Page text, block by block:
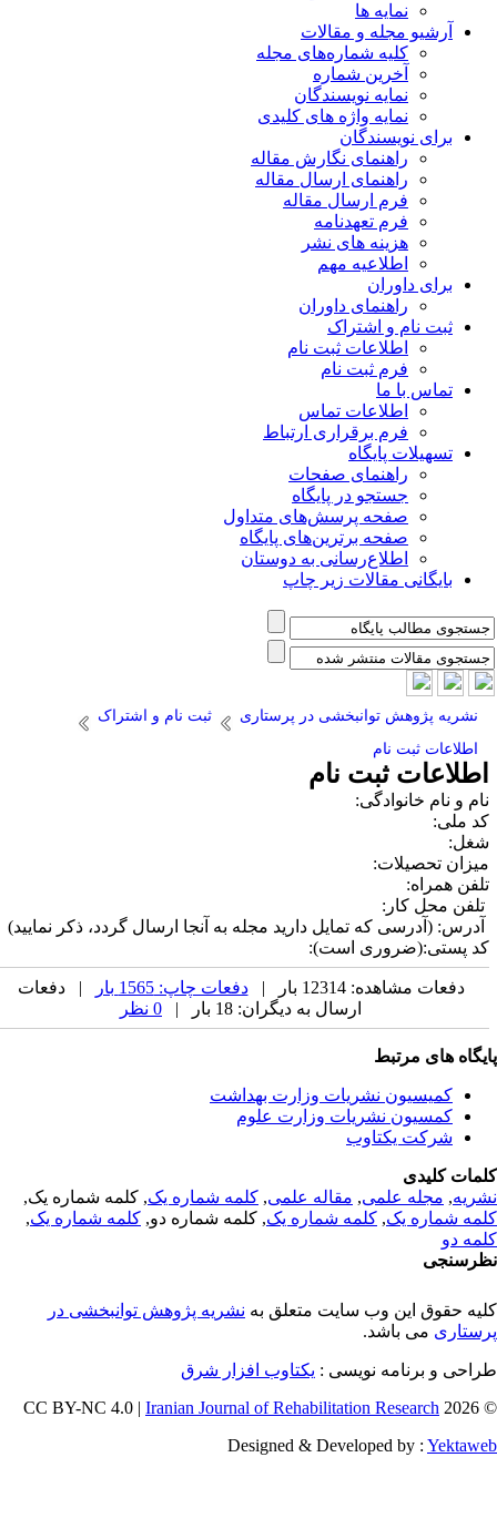
نمایه ها
آرشیو مجله و مقالات
کلیه شماره‌های مجله
آخرین شماره
نمایه نویسندگان
نمایه واژه های کلیدی
برای نویسندگان
راهنمای نگارش مقاله
راهنمای ارسال مقاله
فرم ارسال مقاله
فرم تعهدنامه
هزینه های نشر
اطلاعیه مهم
برای داوران
راهنمای داوران
ثبت نام و اشتراک
اطلاعات ثبت نام
فرم ثبت نام
تماس با ما
اطلاعات تماس
فرم برقراری ارتباط
تسهیلات پایگاه
راهنمای صفحات
جستجو در پایگاه
صفحه پرسش‌های متداول
صفحه برترین‌های پایگاه
اطلاع‌رسانی به دوستان
بایگانی مقالات زیر چاپ
نشریه پژوهش توانبخشی در پرستاری
ثبت نام و اشتراک
اطلاعات ثبت نام
ثبت نام
و نام خانوادگی:
ملی:
تحصیلات:
همراه:
محل کار:
(آدرسی که تمایل دارید مجله به آنجا ارسال گردد، ذکر نمایید)
پستی:(ضروری است):
دفعات مشاهده: 12314 بار | دفعات چاپ: 1565 بار
| دفعات
ارسال به دیگران: 18 بار |
های مرتبط
کمیسیون نشریات وزارت بهداشت
کمسیون نشریات وزارت علوم
شرکت یکتاوب
کلیدی
,مجله علمی, مقاله علمی, کلمه شماره یک, کلمه شماره یک,
شماره یک,کلمه شماره یک, کلمه شماره دو,کلمه شماره یک,
دو
حقوق این وب سایت متعلق بهنشریه پژوهش توانبخشی در
می باشد.
و برنامه نویسی : یکتاوب افزار شرق
©
Iranian Journal of Rehabilitation Research
Designed & Developed by :